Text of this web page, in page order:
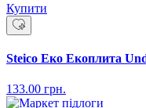
Купити
Steico Еко Екоплита
133.00 грн.